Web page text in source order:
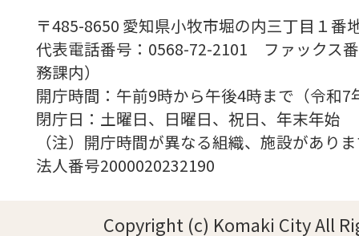
〒485-8650 愛知県小牧市堀の内三丁目１番
代表電話番号：0568-72-2101 ファックス
務課内）
開庁時間：午前9時から午後4時まで（令
閉庁日：土曜日、日曜日、祝日、年末年始
（注）開庁時間が異なる組織、施設があり
法人番号2000020232190
Copyright (c) Komaki City All